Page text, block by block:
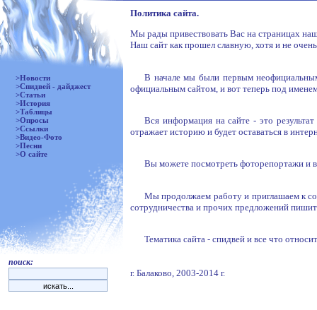
>Новости
>Спидвей - дайджест
>Статьи
>История
>Таблицы
>Опросы
>Ссылки
>Видео-Фото
>Песни
>О сайте
поиск:
Политика сайта.
Мы рады привествовать Вас на страницах
Наш сайт как прошел славную, хотя и не
В начале мы были первым
официальным сайтом, и вот теперь под
Вся информация на сайте - это
отражает историю и будет оставаться в
Вы можете посмотреть фоторепортажи и
Мы продолжаем работу и приглашаем к
сотрудничества и прочих предложений
Тематика сайта - спидвей и все что
г. Балаково, 2003-2014 г.